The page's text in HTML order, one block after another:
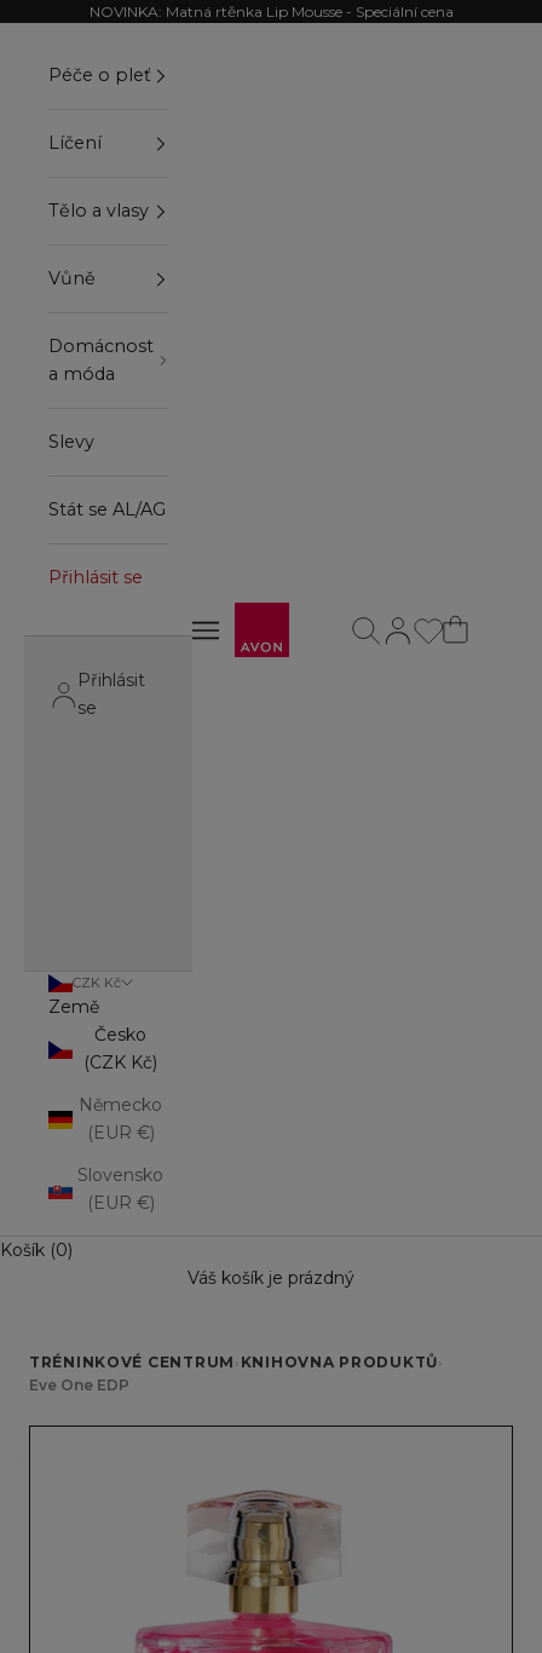
Přejít na obsahNOVINKA: Matná rtěnka Lip Mousse - Speciální cena
Otevřít navigační menu
Otevřít navigační menu
Otevřít stránku
Otevřít vyhledávání
Péče o pleť
Líčení
Tělo a vlasy
Vůně
Domácnost
a móda
Slevy
Stát se AL/AG
Přihlásit se
Přihlásit
se
CZK Kč
Země
Česko
(CZK Kč)
Německo
(EUR €)
Slovensko
(EUR €)
Košík (0)
Váš košík je prázdný
TRÉNINKOVÉ CENTRUM › KNIHOVNA PRODUKTŮ›
Eve One EDP